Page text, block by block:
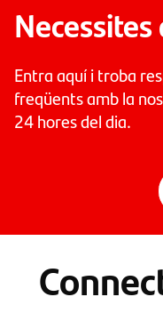
Entra aquí i troba
freqüents amb la
24 hores del dia.